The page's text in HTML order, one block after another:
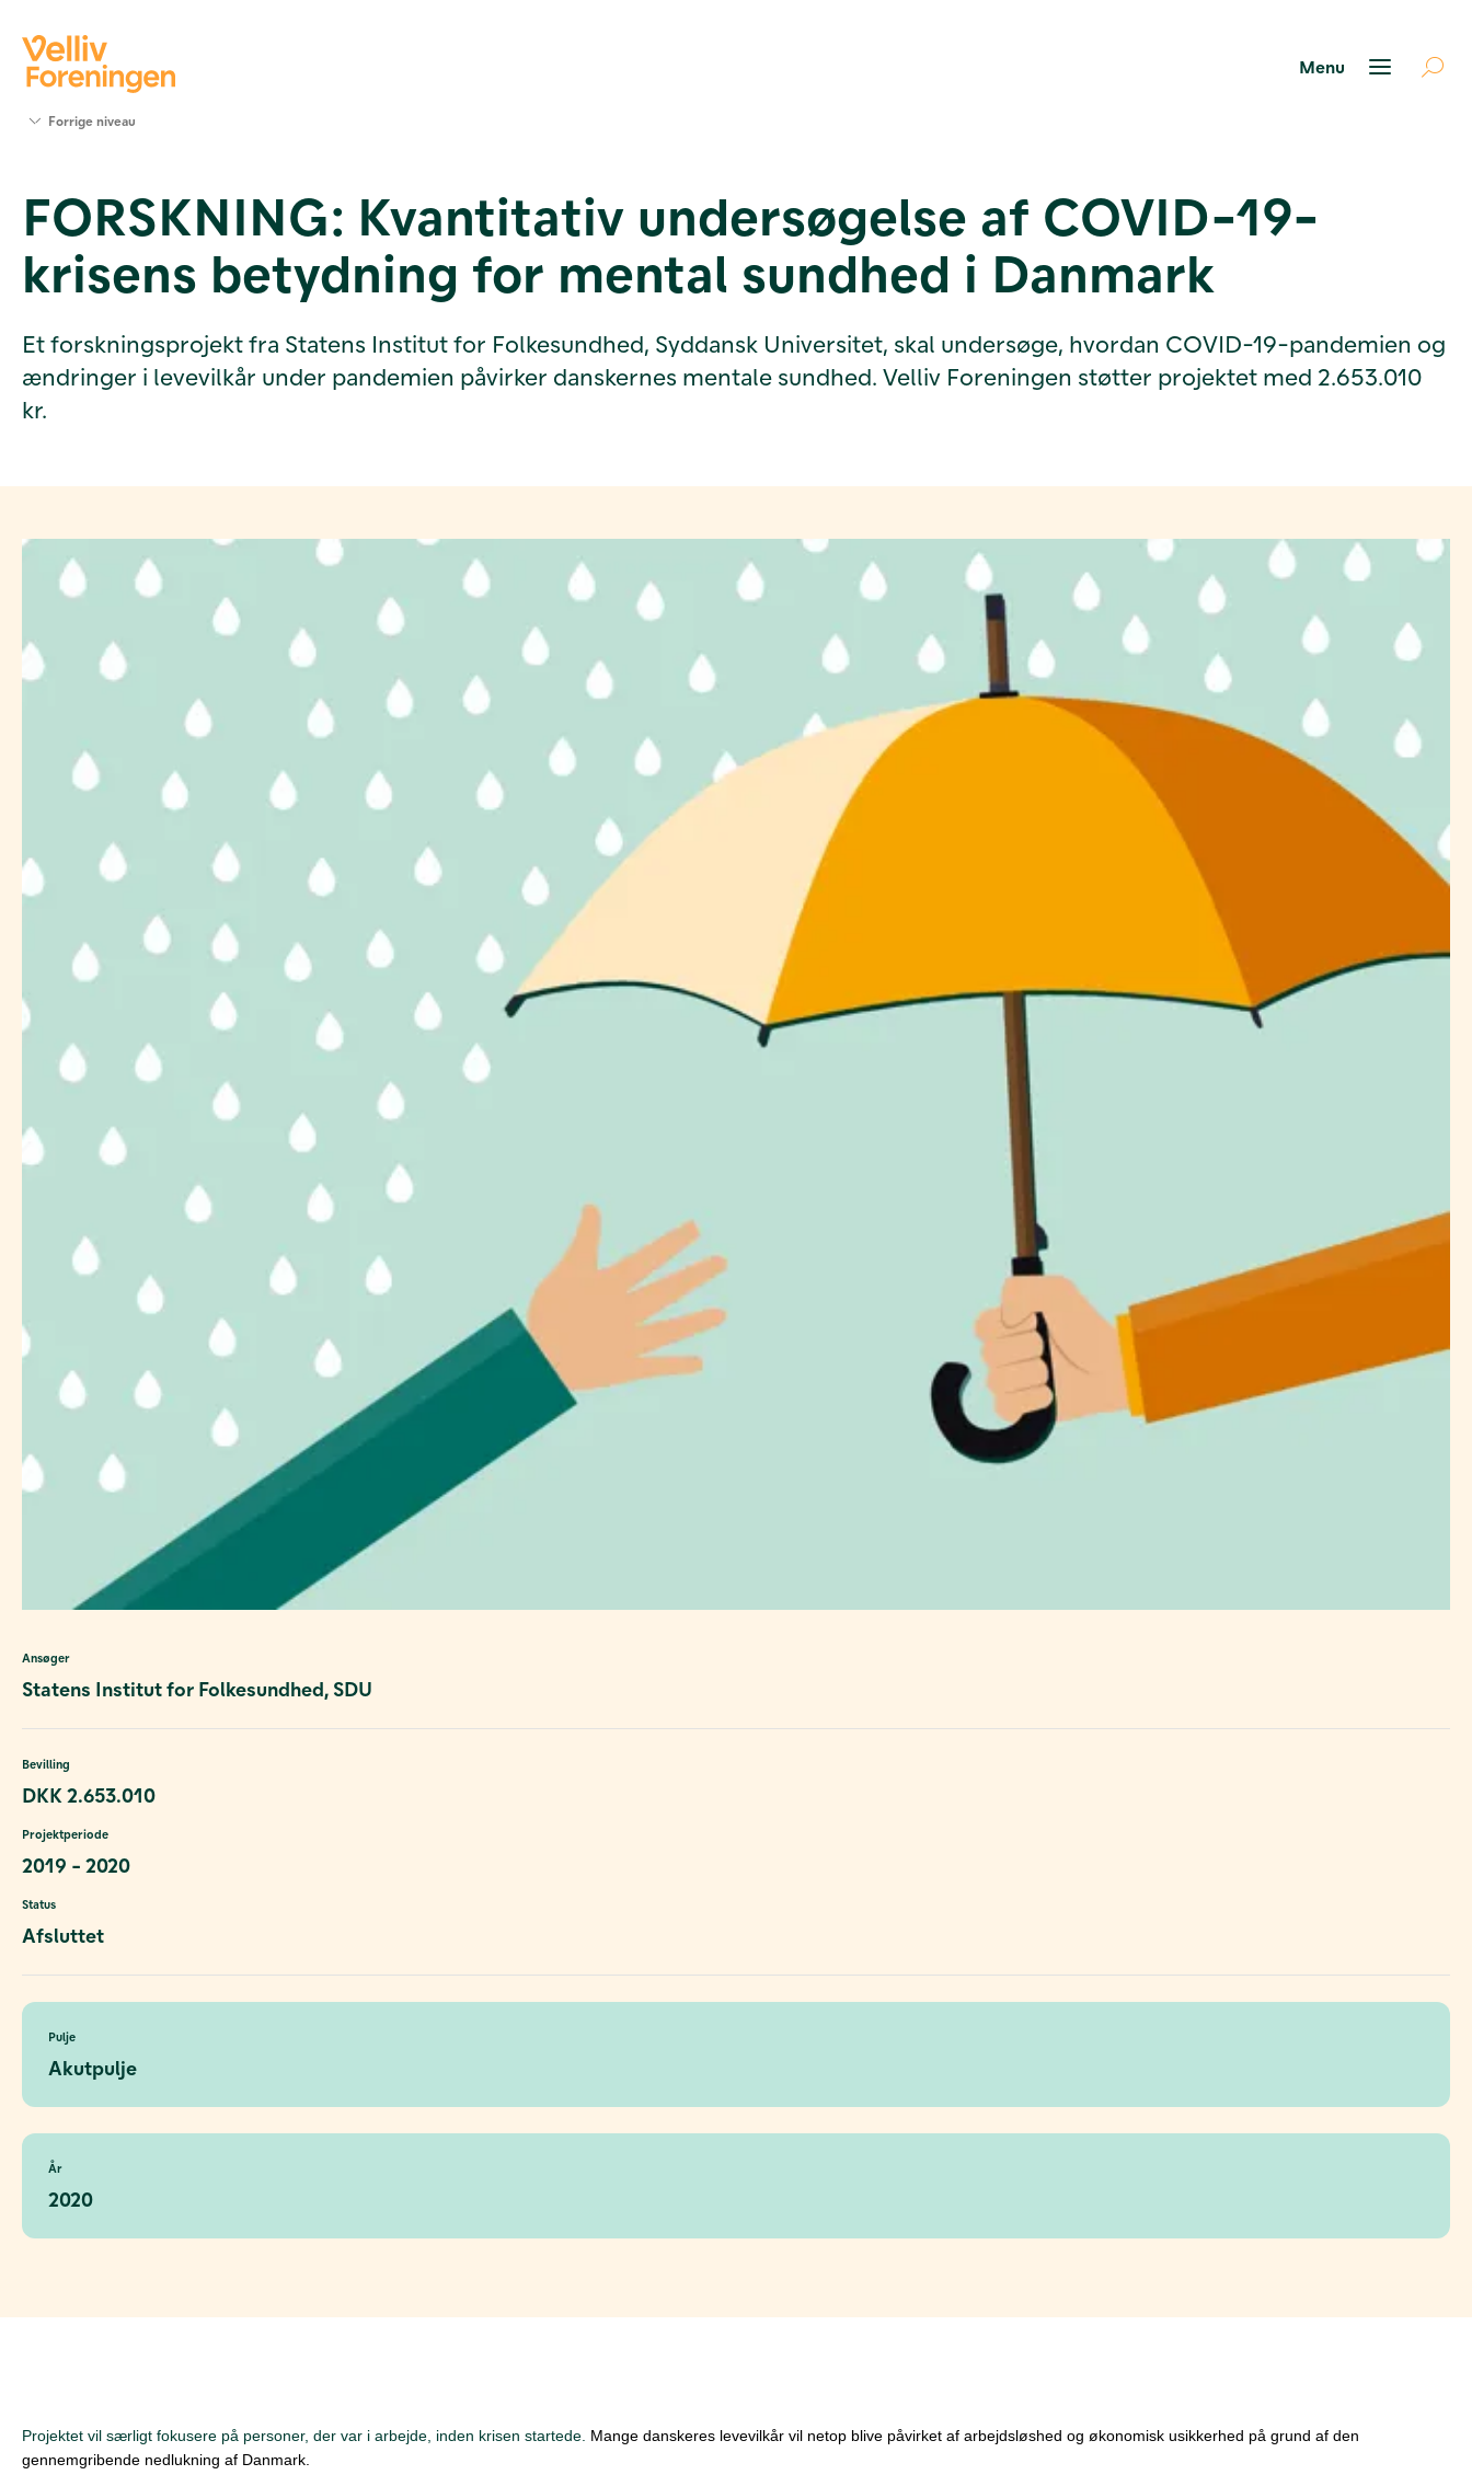
Værktøjer
og viden
Om Velliv
Foreningen
Forrige niveau
FORSKNING: Kvantitativ undersøgelse af COVID-19-
krisens betydning for mental sundhed i Danmark
Et forskningsprojekt fra Statens Institut for Folkesundhed, Syddansk Universitet, skal undersøge, hvordan COVID-19-pandemien og
ændringer i levevilkår under pandemien påvirker danskernes mentale sundhed. Velliv Foreningen støtter projektet med 2.653.010
kr.
Ansøger
Statens Institut for Folkesundhed, SDU
Bevilling
DKK 2.653.010
Projektperiode
2019 - 2020
Status
Afsluttet
Pulje
Akutpulje
År
2020
Projektet vil særligt fokusere på personer, der var i arbejde, inden krisen startede. Mange danskeres levevilkår vil netop blive påvirket af arbejdsløshed og økonomisk usikkerhed på grund af den
gennemgribende nedlukning af Danmark.